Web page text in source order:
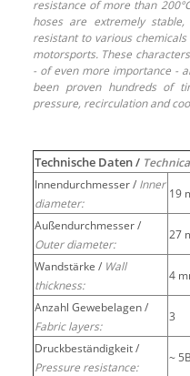
resistance of more than
hoses are extremely
resistant to various
motorsports. These
- of even more importance -
been proven hundreds of
pressure, recirculation and
Technische Daten /
Innendurchmesser / Inner
diameter:
19
Außendurchmesser /
Outer diameter:
27
Wandstärke / Wall
thickness:
4
Anzahl Gewebelagen /
Fabric layers:
3
Druckbeständigkeit /
Pressure resistance:
~